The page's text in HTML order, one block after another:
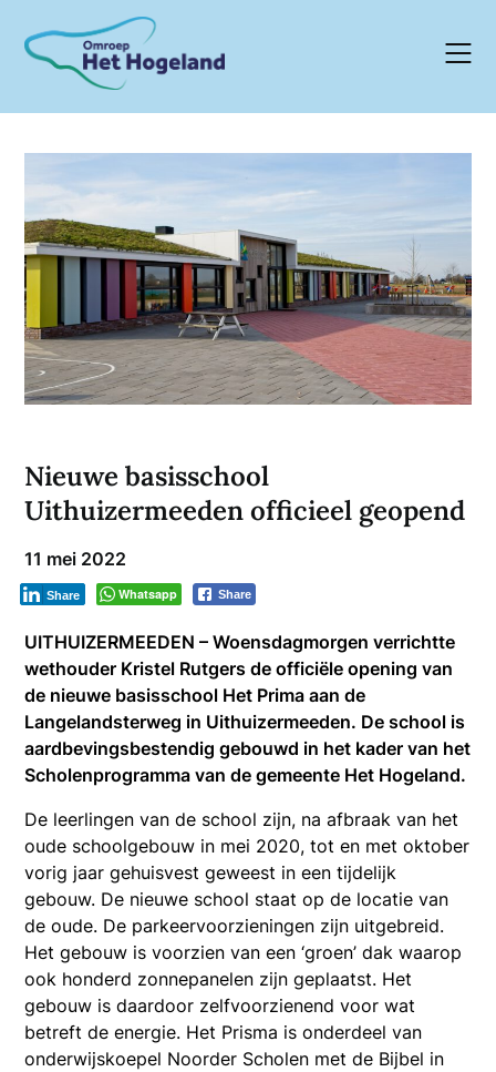
content
Nieuwe basisschool
Uithuizermeeden officieel geopend
11 mei 2022
Whatsapp Share
Share
UITHUIZERMEEDEN – Woensdagmorgen verrichtte
wethouder Kristel Rutgers de officiële opening van
de nieuwe basisschool Het Prima aan de
Langelandsterweg in Uithuizermeeden. De school is
aardbevingsbestendig gebouwd in het kader van het
Scholenprogramma van de gemeente Het Hogeland.
De leerlingen van de school zijn, na afbraak van het
oude schoolgebouw in mei 2020, tot en met oktober
vorig jaar gehuisvest geweest in een tijdelijk
gebouw. De nieuwe school staat op de locatie van
de oude. De parkeervoorzieningen zijn uitgebreid.
Het gebouw is voorzien van een ‘groen’ dak waarop
ook honderd zonnepanelen zijn geplaatst. Het
gebouw is daardoor zelfvoorzienend voor wat
betreft de energie. Het Prisma is onderdeel van
onderwijskoepel Noorder Scholen met de Bijbel in